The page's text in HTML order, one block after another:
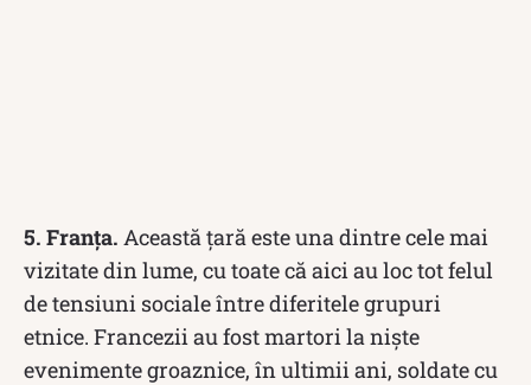
5. Franța. Această țară este una dintre cele mai
vizitate din lume, cu toate că aici au loc tot felul
de tensiuni sociale între diferitele grupuri
etnice. Francezii au fost martori la niște
evenimente groaznice, în ultimii ani, soldate cu